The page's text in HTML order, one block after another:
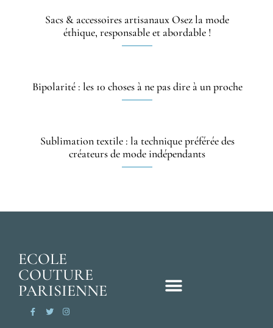
Sacs & accessoires artisanaux Osez la mode
éthique, responsable et abordable !
Bipolarité : les 10 choses à ne pas dire à un proche
Sublimation textile : la technique préférée des
créateurs de mode indépendants
ECOLE
COUTURE
PARISIENNE